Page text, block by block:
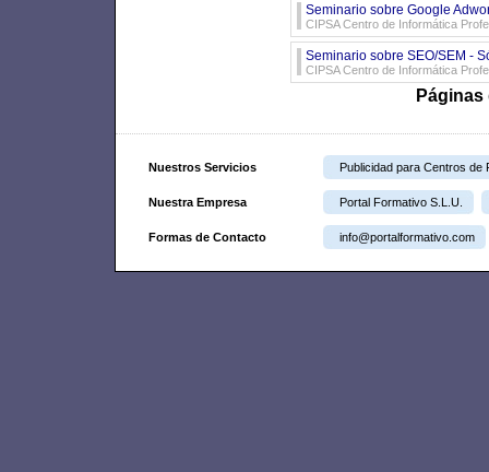
Seminario sobre Google
CIPSA Centro de Informática
Seminario sobre SEO/SEM -
CIPSA Centro de Informática
Nuestros Servicios Publicidad para Centros de
Nuestra Empresa Portal Formativo S.L.U.
Formas de Contacto info@portalformativo.com